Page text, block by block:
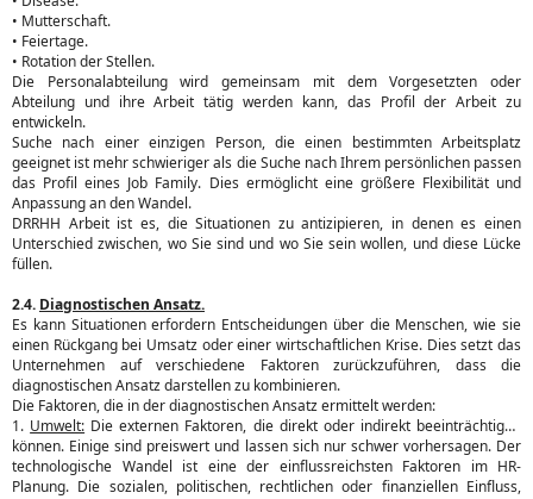
• Mutterschaft.
• Feiertage.
• Rotation der Stellen.
Die Personalabteilung wird gemeinsam mit dem Vorgesetzten oder
Abteilung und ihre Arbeit tätig werden kann, das Profil der Arbeit zu
entwickeln.
Suche nach einer einzigen Person, die einen bestimmten Arbeitsplatz
geeignet ist mehr schwieriger als die Suche nach Ihrem persönlichen passen
das Profil eines Job Family. Dies ermöglicht eine größere Flexibilität und
Anpassung an den Wandel.
DRRHH Arbeit ist es, die Situationen zu antizipieren, in denen es einen
Unterschied zwischen, wo Sie sind und wo Sie sein wollen, und diese Lücke
füllen.
2.4. Diagnostischen Ansatz.
Es kann Situationen erfordern Entscheidungen über die Menschen, wie sie
einen Rückgang bei Umsatz oder einer wirtschaftlichen Krise. Dies setzt das
Unternehmen auf verschiedene Faktoren zurückzuführen, dass die
diagnostischen Ansatz darstellen zu kombinieren.
Die Faktoren, die in der diagnostischen Ansatz ermittelt werden:
1. Umwelt: Die externen Faktoren, die direkt oder indirekt beeinträchtigen
können. Einige sind preiswert und lassen sich nur schwer vorhersagen. Der
technologische Wandel ist eine der einflussreichsten Faktoren im HR-
Planung. Die sozialen, politischen, rechtlichen oder finanziellen Einfluss,